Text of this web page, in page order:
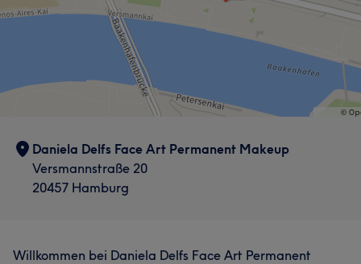
Daniela Delfs Face Art Permanent Makeup
Versmannstraße 20
20457 Hamburg
Willkommen bei Daniela Delfs Face Art Permanent